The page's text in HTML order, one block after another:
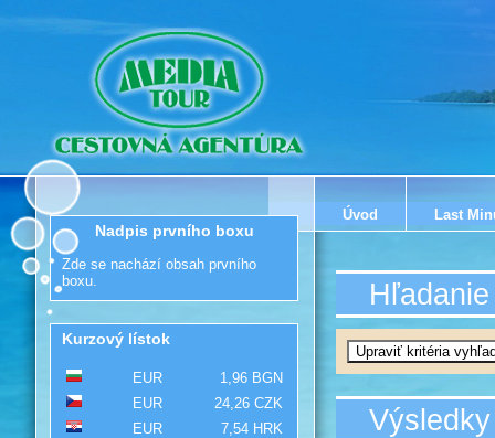
Úvod Last
Nadpis prvního boxu
Zde se nachází obsah prvního
boxu.
Kurzový lístok
EUR
1,96 BGN
EUR
24,26 CZK
EUR
7,54 HRK